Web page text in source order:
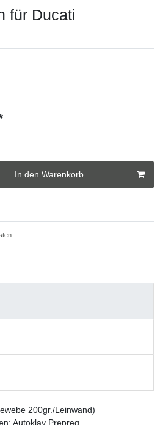
für Ducati
In den Warenkorb
200gr./Leinwand)
Autoklav Prepreg